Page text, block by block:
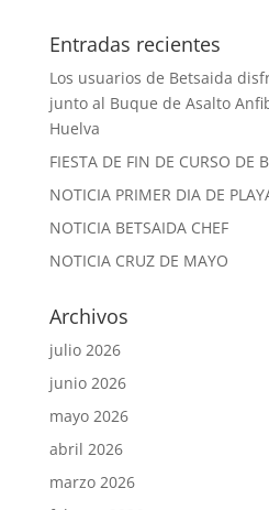
Entradas recientes
Los usuarios de Betsaida
junto al Buque de Asalto
Huelva
FIESTA DE FIN DE CURSO DE
NOTICIA PRIMER DIA DE
NOTICIA BETSAIDA CHEF
NOTICIA CRUZ DE MAYO
Archivos
julio 2026
junio 2026
mayo 2026
abril 2026
marzo 2026